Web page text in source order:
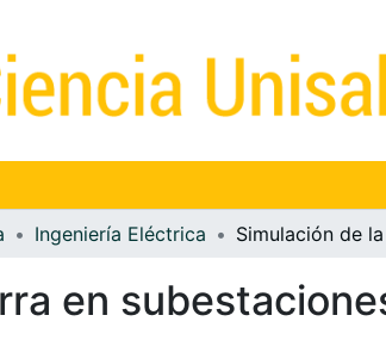
Ingeniería Eléctrica
en